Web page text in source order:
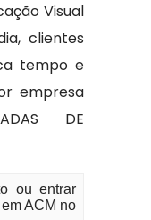
Visual
clientes
tempo e
empresa
DE
ou entrar
ACM no